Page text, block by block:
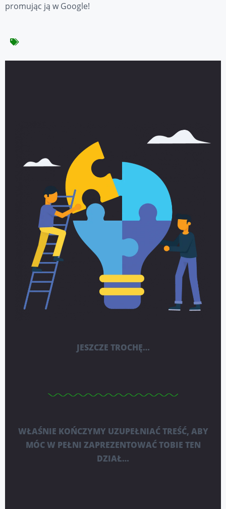
promując ją w Google!
JESZCZE TROCHĘ…
WŁAŚNIE KOŃCZYMY UZUPEŁNIAĆ TREŚĆ, ABY
MÓC W PEŁNI ZAPREZENTOWAĆ TOBIE TEN
DZIAŁ…